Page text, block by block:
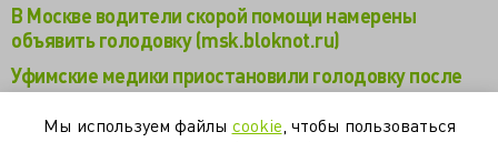
В Москве водители скорой помощи намерены
объявить голодовку (msk.bloknot.ru)
Уфимские медики приостановили голодовку после
разговора с Рошалем
(andrey_konoval.livejournal.com)
Мы используем файлы cookie , чтобы пользоваться